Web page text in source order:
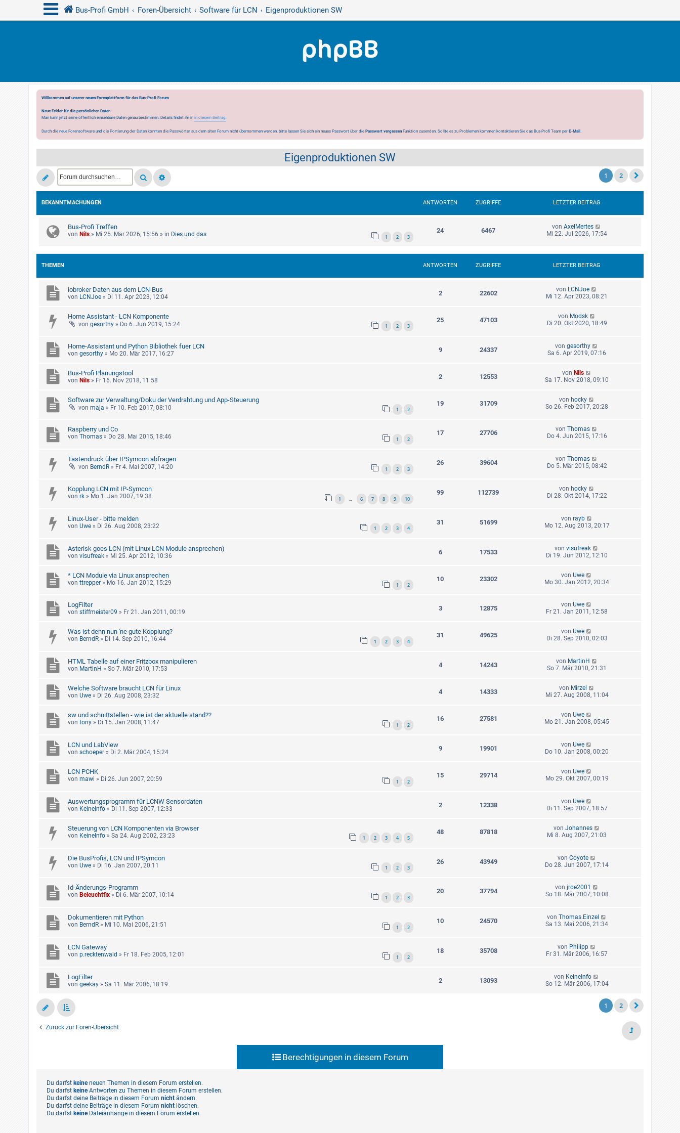
Bus-Profi GmbH Foren-Übersicht Software für LCN Eigenproduktionen SW
Willkommen auf unserer neuen Forenplattform für das Bus-Profi Forum
Neue Felder für die persönlichen Daten
Man kann jetzt seine öffentlich einsehbare Daten genau bestimmen. Details findet ihr in in diesem Beitrag.
Durch die neue Forensoftware und die Portierung der Daten konnten die Passwörter aus dem alten Forum nicht übernommen werden, bitte lassen Sie sich ein neues Passwort über die Passwort vergessen Funktion zusenden. Sollte es zu Problemen kommen kontaktieren Sie das Bus-Profi Team per E-Mail.
Eigenproduktionen SW
1 2
BEKANNTMACHUNGEN ANTWORTEN ZUGRIFFE LETZTER BEITRAG
Bus-Profi Treffen
von Nils » Mi 25. Mär 2026, 15:56 » in Dies und das 1 2 3
24 6467 vonAxelMertes
Mi 22. Jul 2026, 17:54
THEMEN ANTWORTEN ZUGRIFFE LETZTER BEITRAG
iobroker Daten aus dem LCN-Bus
von LCNJoe » Di 11. Apr 2023, 12:04 2 22602 von LCNJoe
Mi 12. Apr 2023, 08:21
Home Assistant - LCN Komponente
von gesorthy » Do 6. Jun 2019, 15:24 1 2 3
25 47103 von Modsk
Di 20. Okt 2020, 18:49
Home-Assistant und Python Bibliothek fuer LCN
von gesorthy » Mo 20. Mär 2017, 16:27 9 24337 vongesorthy
Sa 6. Apr 2019, 07:16
Bus-Profi Planungstool
von Nils » Fr 16. Nov 2018, 11:58 2 12553 von Nils
Sa 17. Nov 2018, 09:10
Software zur Verwaltung/Doku der Verdrahtung und App-Steuerung
von maja » Fr 10. Feb 2017, 08:10 1 2
19 31709 von hocky
So 26. Feb 2017, 20:28
Raspberry und Co
von Thomas » Do 28. Mai 2015, 18:46 1 2
17 27706 vonThomas
Do 4. Jun 2015, 17:16
Tastendruck über IPSymcon abfragen
von BerndR » Fr 4. Mai 2007, 14:20 1 2 3
26 39604 vonThomas
Do 5. Mär 2015, 08:42
Kopplung LCN mit IP-Symcon
von rk » Mo 1. Jan 2007, 19:38 1 6 7 8 9 10
99 112739 von hocky
Di 28. Okt 2014, 17:22
Linux-User - bitte melden
von Uwe » Di 26. Aug 2008, 23:22 1 2 3 4
31 51699 von rayb
Mo 12. Aug 2013, 20:17
Asterisk goes LCN (mit Linux LCN Module ansprechen)
von visufreak » Mi 25. Apr 2012, 10:36 6 17533 vonvisufreak
Di 19. Jun 2012, 12:10
* LCN Module via Linux ansprechen
von ttrepper » Mo 16. Jan 2012, 15:29 1 2
10 23302 vonUwe
Mo 30. Jan 2012, 20:34
LogFilter
von stiffmeister09 » Fr 21. Jan 2011, 00:19 3 12875 vonUwe
Fr 21. Jan 2011, 12:58
Was ist denn nun 'ne gute Kopplung?
von BerndR » Di 14. Sep 2010, 16:44 1 2 3 4
31 49625 vonUwe
Di 28. Sep 2010, 02:03
HTML Tabelle auf einer Fritzbox manipulieren
von MartinH » So 7. Mär 2010, 17:53 4 14243 von MartinH
So 7. Mär 2010, 21:31
Welche Software braucht LCN für Linux
von Uwe » Di 26. Aug 2008, 23:32 4 14333 von Mirzel
Mi 27. Aug 2008, 11:04
sw und schnittstellen - wie ist der aktuelle stand??
von tony » Di 15. Jan 2008, 11:47 1 2
16 27581 vonUwe
Mo 21. Jan 2008, 05:45
LCN und LabView
von schoeper » Di 2. Mär 2004, 15:24 9 19901 vonUwe
Do 10. Jan 2008, 00:20
LCN PCHK
von mawi » Di 26. Jun 2007, 20:59 1 2
15 29714 vonUwe
Mo 29. Okt 2007, 00:19
Auswertungsprogramm für LCNW Sensordaten
von KeineInfo » Di 11. Sep 2007, 12:33 2 12338 vonUwe
Di 11. Sep 2007, 18:57
Steuerung von LCN Komponenten via Browser
von KeineInfo » Sa 24. Aug 2002, 23:23 1 2 3 4 5
48 87818 von Johannes
Mi 8. Aug 2007, 21:03
Die BusProfis, LCN und IPSymcon
von Uwe » Di 16. Jan 2007, 20:11 1 2 3
26 43949 von Coyote
Do 28. Jun 2007, 17:14
Id-Änderungs-Programm
von Beleuchtfix » Di 6. Mär 2007, 10:14 1 2 3
20 37794 von jroe2001
So 18. Mär 2007, 10:08
Dokumentieren mit Python
von BerndR » Mi 10. Mai 2006, 21:51 1 2
10 24570 von Thomas.Einzel
Sa 13. Mai 2006, 21:34
LCN Gateway
von p.recktenwald » Fr 18. Feb 2005, 12:01 1 2
18 35708 von Philipp
Fr 31. Mär 2006, 16:57
LogFilter
von geekay » Sa 11. Mär 2006, 18:19 2 13093 von KeineInfo
So 12. Mär 2006, 17:04
1 2
Zurück zur Foren-Übersicht
Berechtigungen in diesem Forum
Du darfst keineneuen Themen in diesem Forum erstellen.
Du darfst keineAntworten zu Themen in diesem Forum erstellen.
Du darfst deine Beiträge in diesem Forum nicht ändern.
Du darfst deine Beiträge in diesem Forum nicht löschen.
Du darfst keineDateianhänge in diesem Forum erstellen.